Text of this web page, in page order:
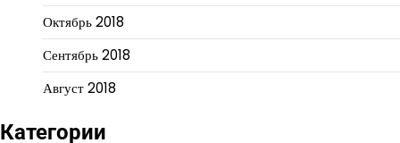
Октябрь 2018
Сентябрь 2018
Август 2018
Категории